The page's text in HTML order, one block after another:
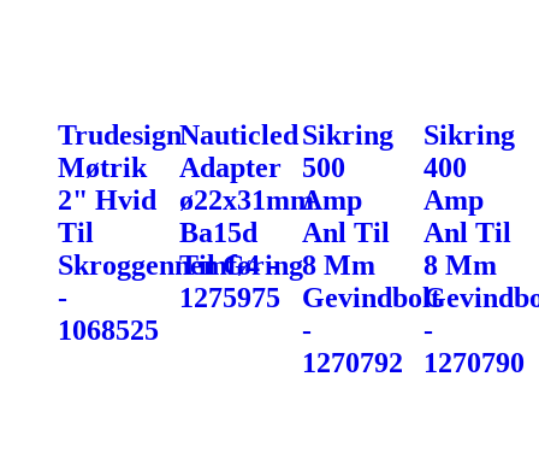
Trudesign
Møtrik
2" Hvid
Til
Skroggennemføring
-
1068525
Nauticled
Adapter
ø22x31mm
Ba15d
Til G4 -
1275975
Sikring
500
Amp
Anl Til
8 Mm
Gevindbolt
-
1270792
Sikring
400
Amp
Anl Til
8 Mm
-
1270790